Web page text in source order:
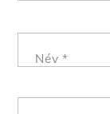
Név *